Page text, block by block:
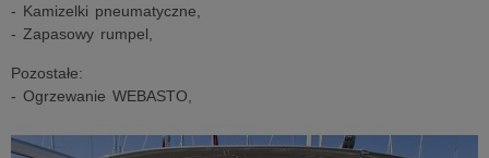
- Kamizelki pneumatyczne,
- Zapasowy rumpel,
Pozostałe:
- Ogrzewanie WEBASTO,